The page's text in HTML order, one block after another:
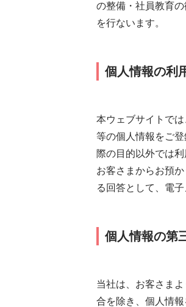
の整備・社員教育
を行ないます。
個人情報の利
本ウェブサイトで
等の個人情報をご
際の目的以外では利
お客さまからお預
る回答として、電
個人情報の第
当社は、お客さま
合を除き、個人情報